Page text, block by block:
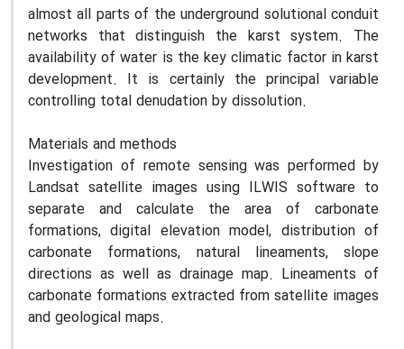
almost all parts of the underground solutional conduit
networks that distinguish the karst system. The
availability of water is the key climatic factor in karst
development. It is certainly the principal variable
controlling total denudation by dissolution.
Materials and methods
Investigation of remote sensing was performed by
Landsat satellite images using ILWIS software to
separate and calculate the area of carbonate
formations, digital elevation model, distribution of
carbonate formations, natural lineaments, slope
directions as well as drainage map. Lineaments of
carbonate formations extracted from satellite images
and geological maps.